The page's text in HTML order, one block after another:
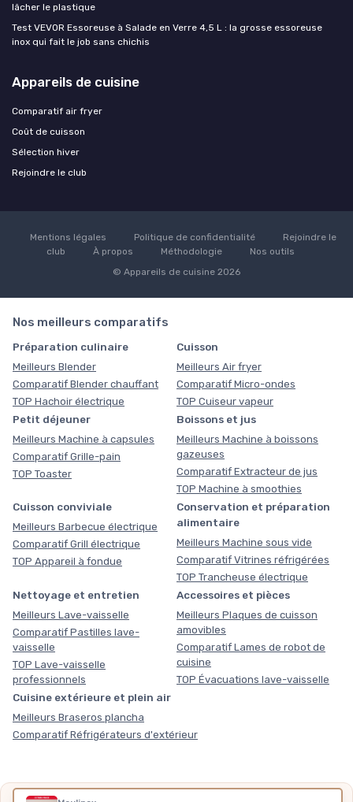
lâcher le plastique
Test VEVOR Essoreuse à Salade en Verre 4,5 L : la grosse essoreuse
inox qui fait le job sans chichis
Appareils de cuisine
Comparatif air fryer
Coût de cuisson
Sélection hiver
Rejoindre le club
Mentions légales Politique de confidentialité
Rejoindre le
club
À propos Méthodologie
Nos outils
© Appareils de cuisine 2026
Nos meilleurs comparatifs
Préparation culinaire
Meilleurs Blender
Comparatif Blender chauffant
TOP Hachoir électrique
Cuisson
Meilleurs Air fryer
Comparatif Micro-ondes
TOP Cuiseur vapeur
Petit déjeuner
Meilleurs Machine à capsules
Comparatif Grille-pain
TOP Toaster
Boissons et jus
Meilleurs Machine à boissons
gazeuses
Comparatif Extracteur de jus
TOP Machine à smoothies
Cuisson conviviale
Meilleurs Barbecue électrique
Comparatif Grill électrique
TOP Appareil à fondue
Conservation et préparation
alimentaire
Meilleurs Machine sous vide
Comparatif Vitrines réfrigérées
TOP Trancheuse électrique
Nettoyage et entretien
Meilleurs Lave-vaisselle
Comparatif Pastilles lave-
vaisselle
TOP Lave-vaisselle
professionnels
Accessoires et pièces
Meilleurs Plaques de cuisson
amovibles
Comparatif Lames de robot de
cuisine
TOP Évacuations lave-vaisselle
Cuisine extérieure et plein air
Meilleurs Braseros plancha
Comparatif Réfrigérateurs d'extérieur